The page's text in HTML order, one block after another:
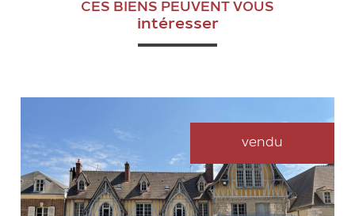
CES BIENS PEUVENT VOUS
intéresser
vendu